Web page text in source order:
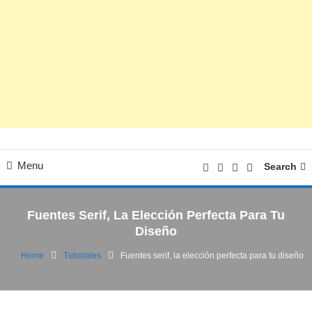
Menu Search
Fuentes Serif, La Elección Perfecta Para Tu
Diseño
Home Tutoriales Fuentes serif, la elección perfecta para tu diseño